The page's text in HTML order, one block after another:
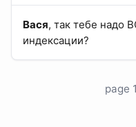
Вася, так тебе надо
индексации?
page